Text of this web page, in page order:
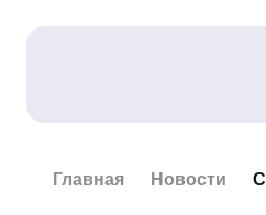
Главная Новости